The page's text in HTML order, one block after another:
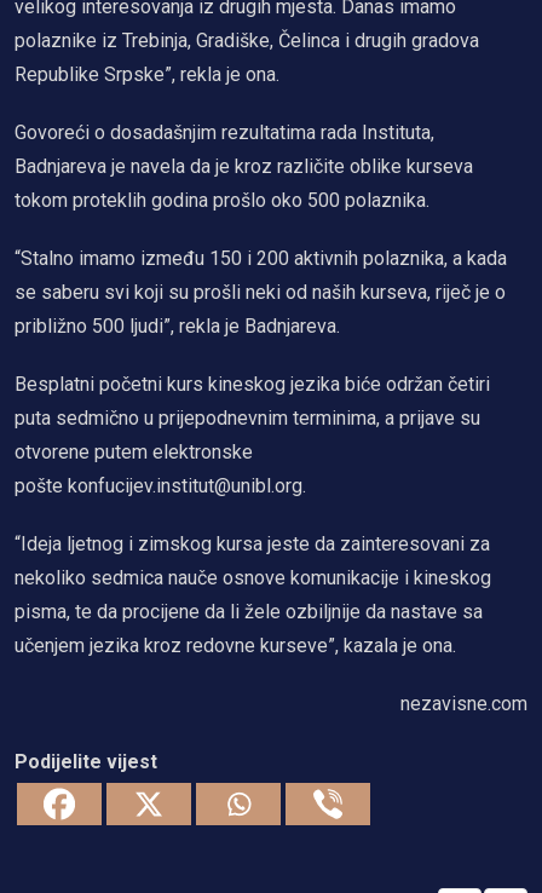
velikog interesovanja iz drugih mjesta. Danas imamo
polaznike iz Trebinja, Gradiške, Čelinca i drugih gradova
Republike Srpske”, rekla je ona.
Govoreći o dosadašnjim rezultatima rada Instituta,
Badnjareva je navela da je kroz različite oblike kurseva
tokom proteklih godina prošlo oko 500 polaznika.
“Stalno imamo između 150 i 200 aktivnih polaznika, a kada
se saberu svi koji su prošli neki od naših kurseva, riječ je o
približno 500 ljudi”, rekla je Badnjareva.
Besplatni početni kurs kineskog jezika biće održan četiri
puta sedmično u prijepodnevnim terminima, a prijave su
otvorene putem elektronske
pošte konfucijev.institut@unibl.org.
“Ideja ljetnog i zimskog kursa jeste da zainteresovani za
nekoliko sedmica nauče osnove komunikacije i kineskog
pisma, te da procijene da li žele ozbiljnije da nastave sa
učenjem jezika kroz redovne kurseve”, kazala je ona.
nezavisne.com
Podijelite vijest